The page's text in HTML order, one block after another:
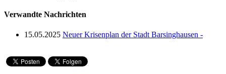
Verwandte Nachrichten
15.05.2025 Neuer Krisenplan der Stadt Barsinghausen -